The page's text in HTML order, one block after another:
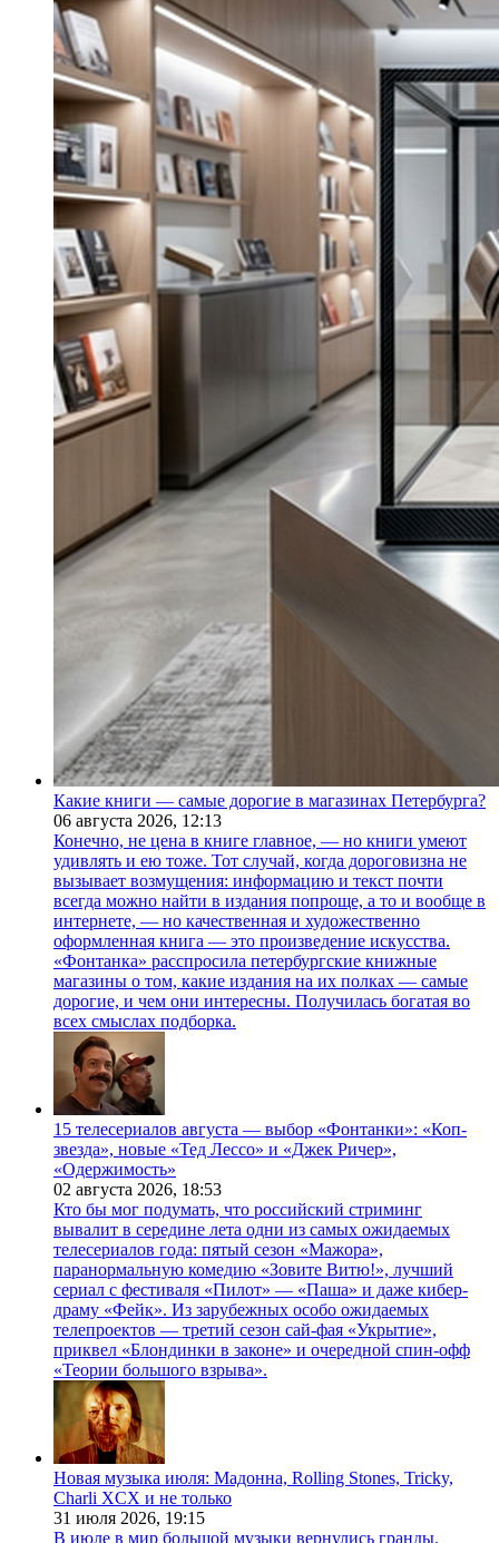
Какие книги — самые дорогие в магазинах Петербурга?
06 августа 2026, 12:13
Конечно, не цена в книге главное, — но книги умеют
удивлять и ею тоже. Тот случай, когда дороговизна не
вызывает возмущения: информацию и текст почти
всегда можно найти в издания попроще, а то и вообще в
интернете, — но качественная и художественно
оформленная книга — это произведение искусства.
«Фонтанка» расспросила петербургские книжные
магазины о том, какие издания на их полках — самые
дорогие, и чем они интересны. Получилась богатая во
всех смыслах подборка.
15 телесериалов августа — выбор «Фонтанки»: «Коп-
звезда», новые «Тед Лессо» и «Джек Ричер»,
«Одержимость»
02 августа 2026, 18:53
Кто бы мог подумать, что российский стриминг
вывалит в середине лета одни из самых ожидаемых
телесериалов года: пятый сезон «Мажора»,
паранормальную комедию «Зовите Витю!», лучший
сериал с фестиваля «Пилот» — «Паша» и даже кибер-
драму «Фейк». Из зарубежных особо ожидаемых
телепроектов — третий сезон сай-фая «Укрытие»,
приквел «Блондинки в законе» и очередной спин-офф
«Теории большого взрыва».
Новая музыка июля: Мадонна, Rolling Stones, Tricky,
Charli XCX и не только
31 июля 2026, 19:15
В июле в мир большой музыки вернулись гранды.